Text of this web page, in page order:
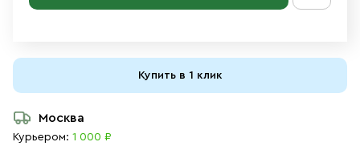
Купить в 1 клик
Москва
Курьером: 1 000 ₽